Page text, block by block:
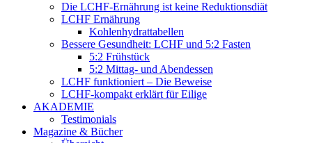
Die LCHF-Ernährung ist keine Reduktionsdiät
LCHF Ernährung
Kohlenhydrattabellen
Bessere Gesundheit: LCHF und 5:2 Fasten
5:2 Frühstück
5:2 Mittag- und Abendessen
LCHF funktioniert – Die Beweise
LCHF-kompakt erklärt für Eilige
AKADEMIE
Testimonials
Magazine & Bücher